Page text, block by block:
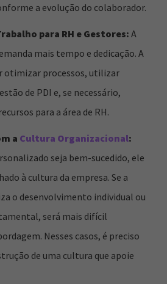
a evolução do colaborador.
para RH e Gestores:A
mais tempo e dedicação. A
otimizar processos, utilizar
de PDI e, se necessário,
para a área de RH.
a Cultura Organizacional:
seja bem-sucedido, ele
à cultura da empresa. Se a
o desenvolvimento individual ou
será mais difícil
Nesses casos, é preciso
de uma cultura que apoie